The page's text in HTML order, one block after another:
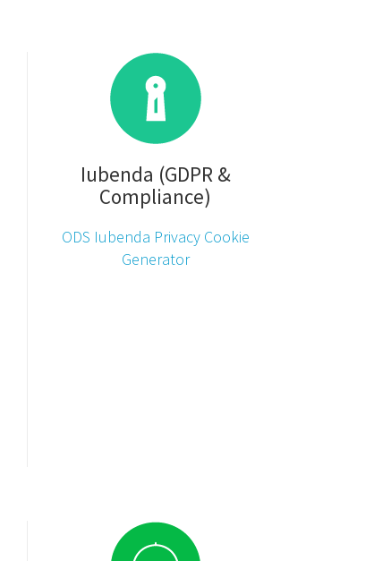
Iubenda (GDPR &
Compliance)
ODS Iubenda Privacy Cookie
Generator